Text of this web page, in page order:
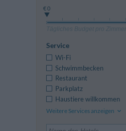
€ 0
Tägliches Budget pro Zimmer
Service
Wi-Fi
Schwimmbecken
Restaurant
Parkplatz
Haustiere willkommen
Weitere Services anzeigen